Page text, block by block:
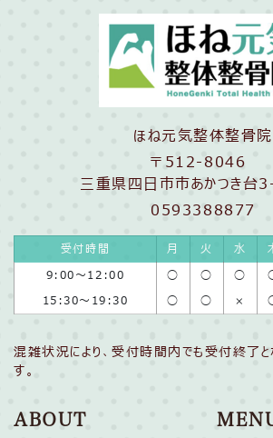
ほね元気整体整骨院
〒512-8046
三重県四日市市あかつき
0593388877
受付時間 月 火 水
9:00〜12:00
◯ ◯ ◯
15:30〜19:30
◯ ◯ ×
混雑状況により、受付時間内でも受付終了と
す。
ABOUT